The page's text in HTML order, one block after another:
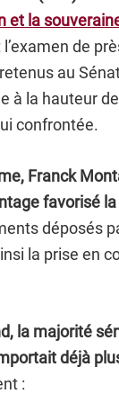
et la
de
au
à la hauteur
confrontée.
Franck
favorisé
déposés
la prise en
la majorité
déjà
: